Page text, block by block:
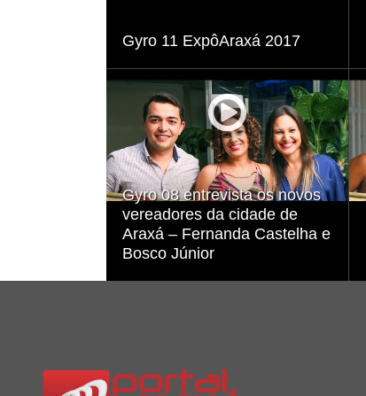
Gyro 11 ExpôAraxá 2017
Gyro 08 entrevista os novos
vereadores da cidade de
Araxá – Fernanda Castelha e
Bosco Júnior
Visualizar